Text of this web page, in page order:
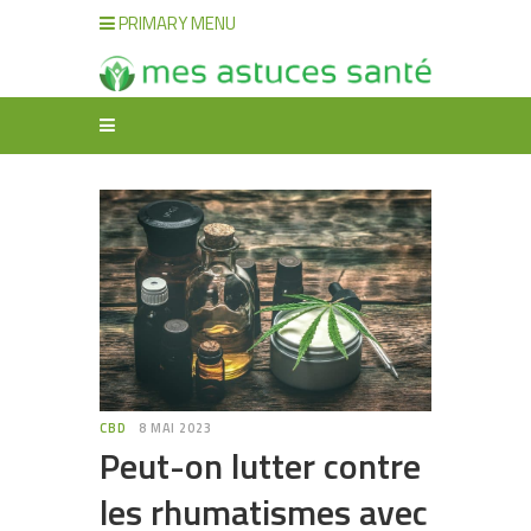
PRIMARY MENU
CBD 8 MAI 2023
Peut-on lutter contre
les rhumatismes avec